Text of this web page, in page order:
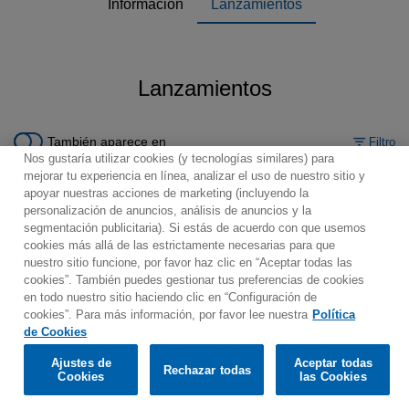
Información Lanzamientos
Lanzamientos
También aparece en Filtro
Contacto Boletin informativo
Términos de Uso
Política de Privacidad
Mapa web
Política de cookies
Ajustes de Cookies
© 2025 Parlophone Records Limited. All rights reserved.
Would you prefer to visit our website in English?
Confirm
Nos gustaría utilizar cookies (y tecnologías similares) para
mejorar tu experiencia en línea, analizar el uso de nuestro sitio y
apoyar nuestras acciones de marketing (incluyendo la
personalización de anuncios, análisis de anuncios y la
segmentación publicitaria). Si estás de acuerdo con que usemos
cookies más allá de las estrictamente necesarias para que
nuestro sitio funcione, por favor haz clic en “Aceptar todas las
cookies”. También puedes gestionar tus preferencias de cookies
en todo nuestro sitio haciendo clic en “Configuración de
cookies”. Para más información, por favor lee nuestra Política
de Cookies
Ajustes de
Cookies
Rechazar todas
Aceptar todas
las Cookies